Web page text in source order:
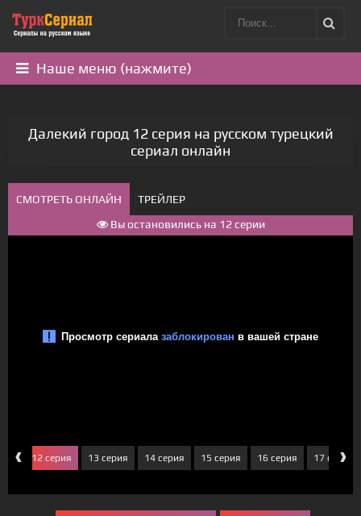
Наше меню (нажмите)
Далекий город 12 серия на русском турецкий
сериал онлайн
СМОТРЕТЬ ОНЛАЙН
ТРЕЙЛЕР
Вы остановились на 12 серии
‹ 12 серия 13 серия 14 серия 15 серия 16 серия 17 серия
›